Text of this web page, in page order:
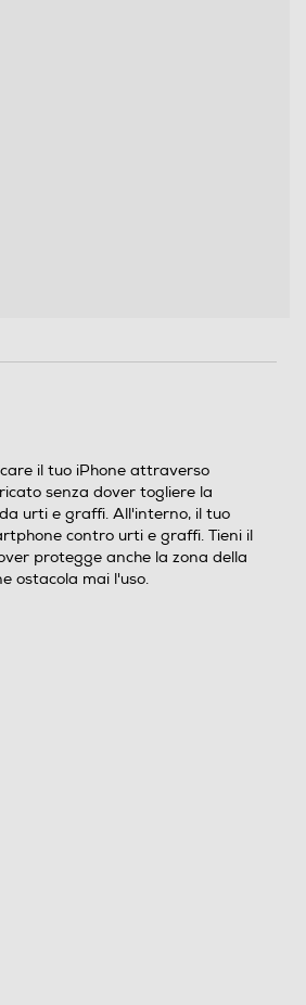
il tuo iPhone attraverso
senza dover togliere la
da urti e graffi. All'interno, il tuo
contro urti e graffi. Tieni il
protegge anche la zona della
ostacola mai l'uso.